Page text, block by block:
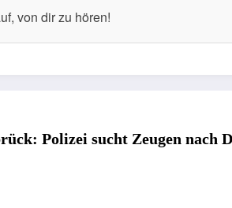
von dir zu hören!
Polizei sucht Zeugen nach